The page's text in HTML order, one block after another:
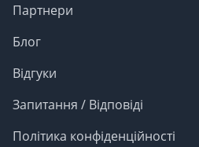
Партнери
Блог
Відгуки
Запитання / Відповіді
Політика конфіденційності